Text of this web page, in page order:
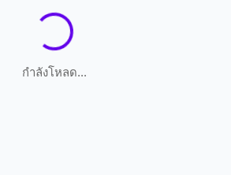
กำลังโหลด...